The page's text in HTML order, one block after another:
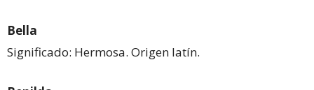
Bella
Significado: Hermosa. Origen latín.